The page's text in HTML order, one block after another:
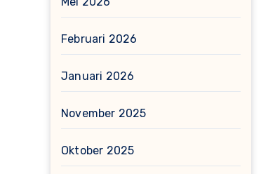
Februari 2026
Januari 2026
November 2025
Oktober 2025